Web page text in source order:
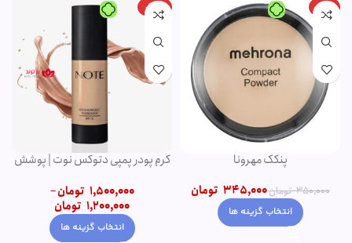
-1%
پنکک مهرونا
350,000 تومان345,000 تومان
انتخاب گزینه ها
-20%
کرم پودر پمپی دتوکس نوت | پوشش
1,500,000 تومان–
1,200,000 تومان
انتخاب گزینه ها